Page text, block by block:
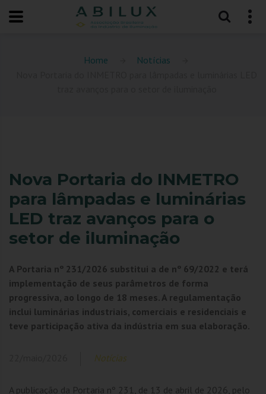
Home
Notícias
Nova Portaria do INMETRO
para lâmpadas e luminárias
LED traz avanços para o
setor de iluminação
A Portaria nº 231/2026 substitui a de nº 69/2022 e terá
implementação de seus parâmetros de forma
progressiva, ao longo de 18 meses. A regulamentação
inclui luminárias industriais, comerciais e residenciais e
teve participação ativa da indústria em sua elaboração.
Notícias
A publicação da Portaria nº 231, de 13 de abril de 2026, pelo